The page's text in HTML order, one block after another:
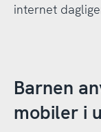
internet
Barnen
mobiler i